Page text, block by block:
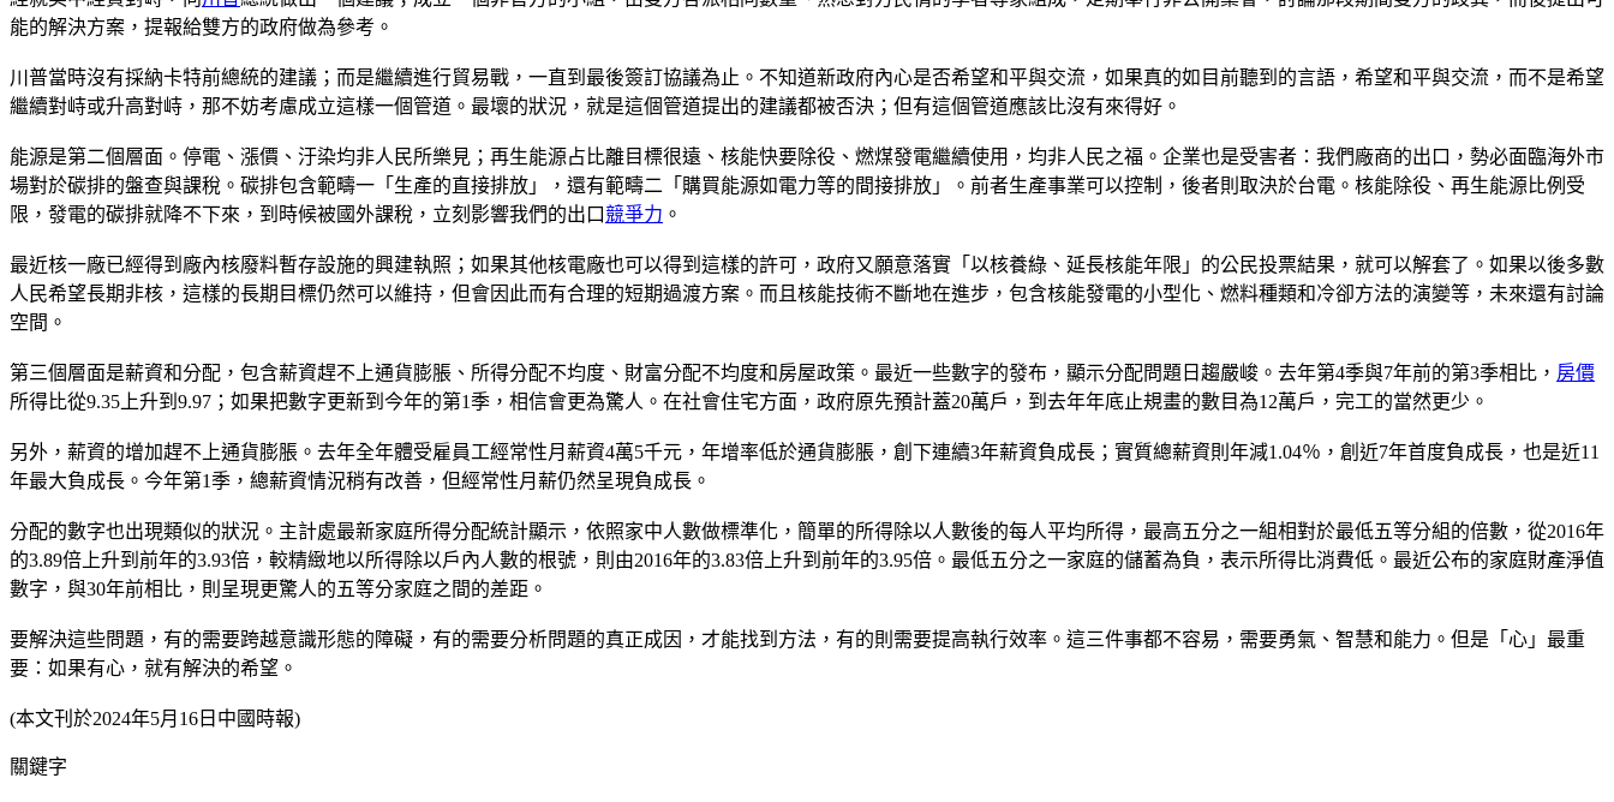
能的解決方案，提報給雙方的政府做為參考。
川普當時沒有採納卡特前總統的建議；而是繼續進行貿易戰，一直到最後簽訂協議為止。不知道新政府內心是否希望和平與交流，如果真的如目前聽到的言語，希望和平與交流，而不是希望
繼續對峙或升高對峙，那不妨考慮成立這樣一個管道。最壞的狀況，就是這個管道提出的建議都被否決；但有這個管道應該比沒有來得好。
能源是第二個層面。停電、漲價、汙染均非人民所樂見；再生能源占比離目標很遠、核能快要除役、燃煤發電繼續使用，均非人民之福。企業也是受害者：我們廠商的出口，勢必面臨海外市
場對於碳排的盤查與課稅。碳排包含範疇一「生產的直接排放」，還有範疇二「購買能源如電力等的間接排放」。前者生產事業可以控制，後者則取決於台電。核能除役、再生能源比例受
限，發電的碳排就降不下來，到時候被國外課稅，立刻影響我們的出口 競爭力 。
最近核一廠已經得到廠內核廢料暫存設施的興建執照；如果其他核電廠也可以得到這樣的許可，政府又願意落實「以核養綠、延長核能年限」的公民投票結果，就可以解套了。如果以後多數
人民希望長期非核，這樣的長期目標仍然可以維持，但會因此而有合理的短期過渡方案。而且核能技術不斷地在進步，包含核能發電的小型化、燃料種類和冷卻方法的演變等，未來還有討論
空間。
第三個層面是薪資和分配，包含薪資趕不上通貨膨脹、所得分配不均度、財富分配不均度和房屋政策。最近一些數字的發布，顯示分配問題日趨嚴峻。去年第4季與7年前的第3季相比， 房價
所得比從9.35上升到9.97；如果把數字更新到今年的第1季，相信會更為驚人。在社會住宅方面，政府原先預計蓋20萬戶，到去年年底止規畫的數目為12萬戶，完工的當然更少。
另外，薪資的增加趕不上通貨膨脹。去年全年體受雇員工經常性月薪資4萬5千元，年增率低於通貨膨脹，創下連續3年薪資負成長；實質總薪資則年減1.04％，創近7年首度負成長，也是近11
年最大負成長。今年第1季，總薪資情況稍有改善，但經常性月薪仍然呈現負成長。
分配的數字也出現類似的狀況。主計處最新家庭所得分配統計顯示，依照家中人數做標準化，簡單的所得除以人數後的每人平均所得，最高五分之一組相對於最低五等分組的倍數，從2016年
的3.89倍上升到前年的3.93倍，較精緻地以所得除以戶內人數的根號，則由2016年的3.83倍上升到前年的3.95倍。最低五分之一家庭的儲蓄為負，表示所得比消費低。最近公布的家庭財產淨值
數字，與30年前相比，則呈現更驚人的五等分家庭之間的差距。
要解決這些問題，有的需要跨越意識形態的障礙，有的需要分析問題的真正成因，才能找到方法，有的則需要提高執行效率。這三件事都不容易，需要勇氣、智慧和能力。但是「心」最重
要：如果有心，就有解決的希望。
(本文刊於2024年5月16日中國時報)
關鍵字